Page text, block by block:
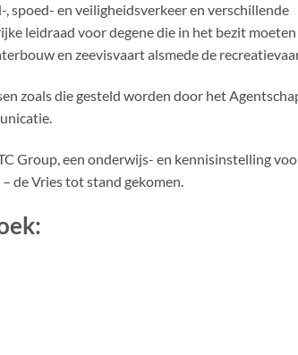
spoed- en veiligheidsverkeer en verschillende
leidraad voor degene die in het bezit
en zeevisvaart alsmede de
zoals die gesteld worden door het
Group, een onderwijs- en kennisinstelling
de Vries tot stand gekomen.